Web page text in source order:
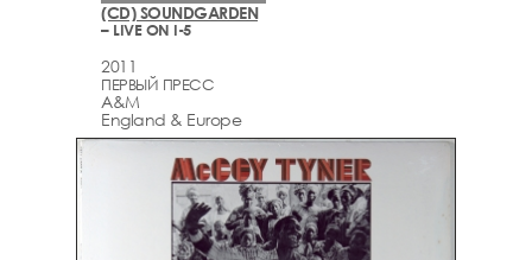
(CD) SOUNDGARDEN
– LIVE ON I-5
2011
ПЕРВЫЙ ПРЕСС
A&M
England & Europe